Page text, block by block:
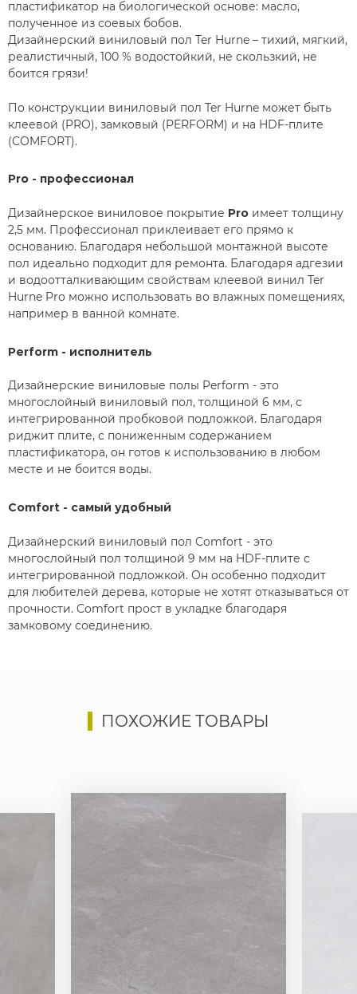
пластификатор на биологической основе: масло,
полученное из соевых бобов.
Дизайнерский виниловый пол Ter Hurne – тихий, мягкий,
реалистичный, 100 % водостойкий, не скользкий, не
боится грязи!
По конструкции виниловый пол Ter Hurne может быть
клеевой (PRO), замковый (PERFORM) и на HDF-плите
(COMFORT).
Pro - профессионал
Дизайнерское виниловое покрытие Pro имеет толщину
2,5 мм. Профессионал приклеивает его прямо к
основанию. Благодаря небольшой монтажной высоте
пол идеально подходит для ремонта. Благодаря адгезии
и водоотталкивающим свойствам клеевой винил Ter
Hurne Pro можно использовать во влажных помещениях,
например в ванной комнате.
Perform - исполнитель
Дизайнерские виниловые полы Perform - это
многослойный виниловый пол, толщиной 6 мм, с
интегрированной пробковой подложкой. Благодаря
риджит плите, с пониженным содержанием
пластификатора, он готов к использованию в любом
месте и не боится воды.
Comfort - самый удобный
Дизайнерский виниловый пол Comfort - это
многослойный пол толщиной 9 мм на HDF-плите с
интегрированной подложкой. Он особенно подходит
для любителей дерева, которые не хотят отказываться от
прочности. Comfort прост в укладке благодаря
замковому соединению.
ПОХОЖИЕ ТОВАРЫ